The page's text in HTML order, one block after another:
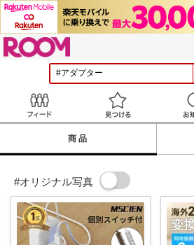
見つける
商品
#オリジナル写真